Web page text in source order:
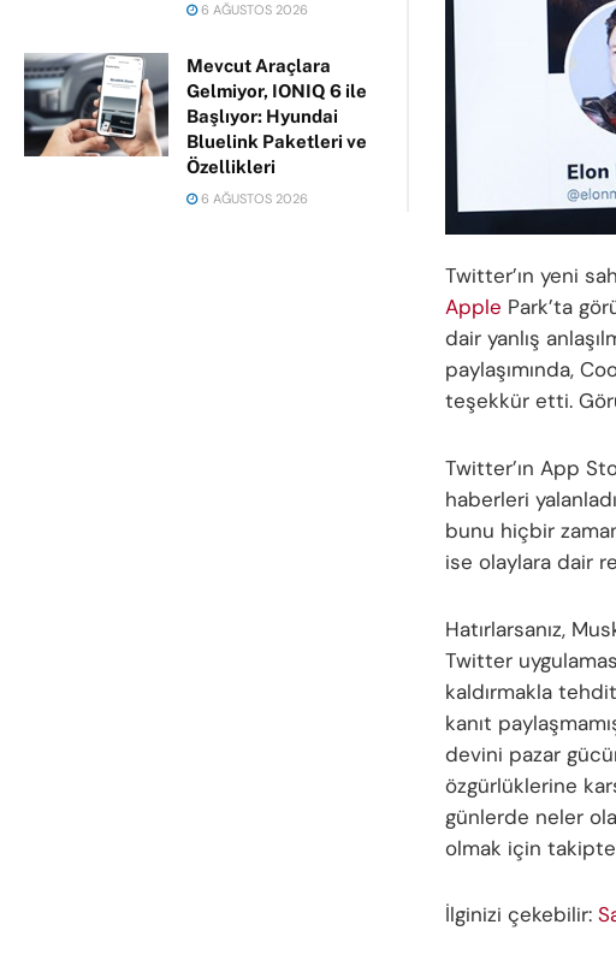
6 AĞUSTOS 2026
Mevcut Araçlara
Gelmiyor, IONIQ 6 ile
Başlıyor: Hyundai
Bluelink Paketleri ve
Özellikleri
6 AĞUSTOS 2026
Twitter’ın yeni
Apple Park’ta
dair yanlış
paylaşımında,
teşekkür etti.
Twitter’ın App
haberleri
bunu hiçbir
ise olaylara dair
Hatırlarsanız,
Twitter
kaldırmakla
kanıt
devini pazar
özgürlüklerine
günlerde neler
olmak için takipte
İlginizi çekebilir: